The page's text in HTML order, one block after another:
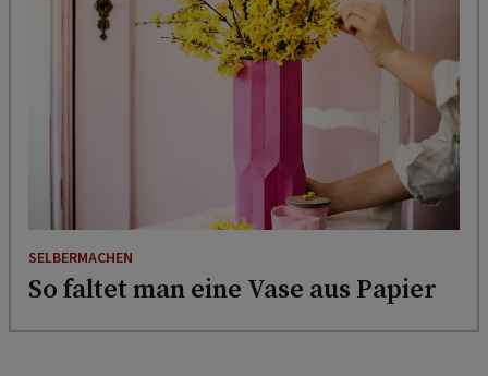
SELBERMACHEN
So faltet man eine Vase aus Papier